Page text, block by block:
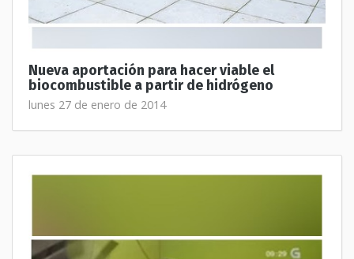
Nueva aportación para hacer viable el
biocombustible a partir de hidrógeno
lunes 27 de enero de 2014